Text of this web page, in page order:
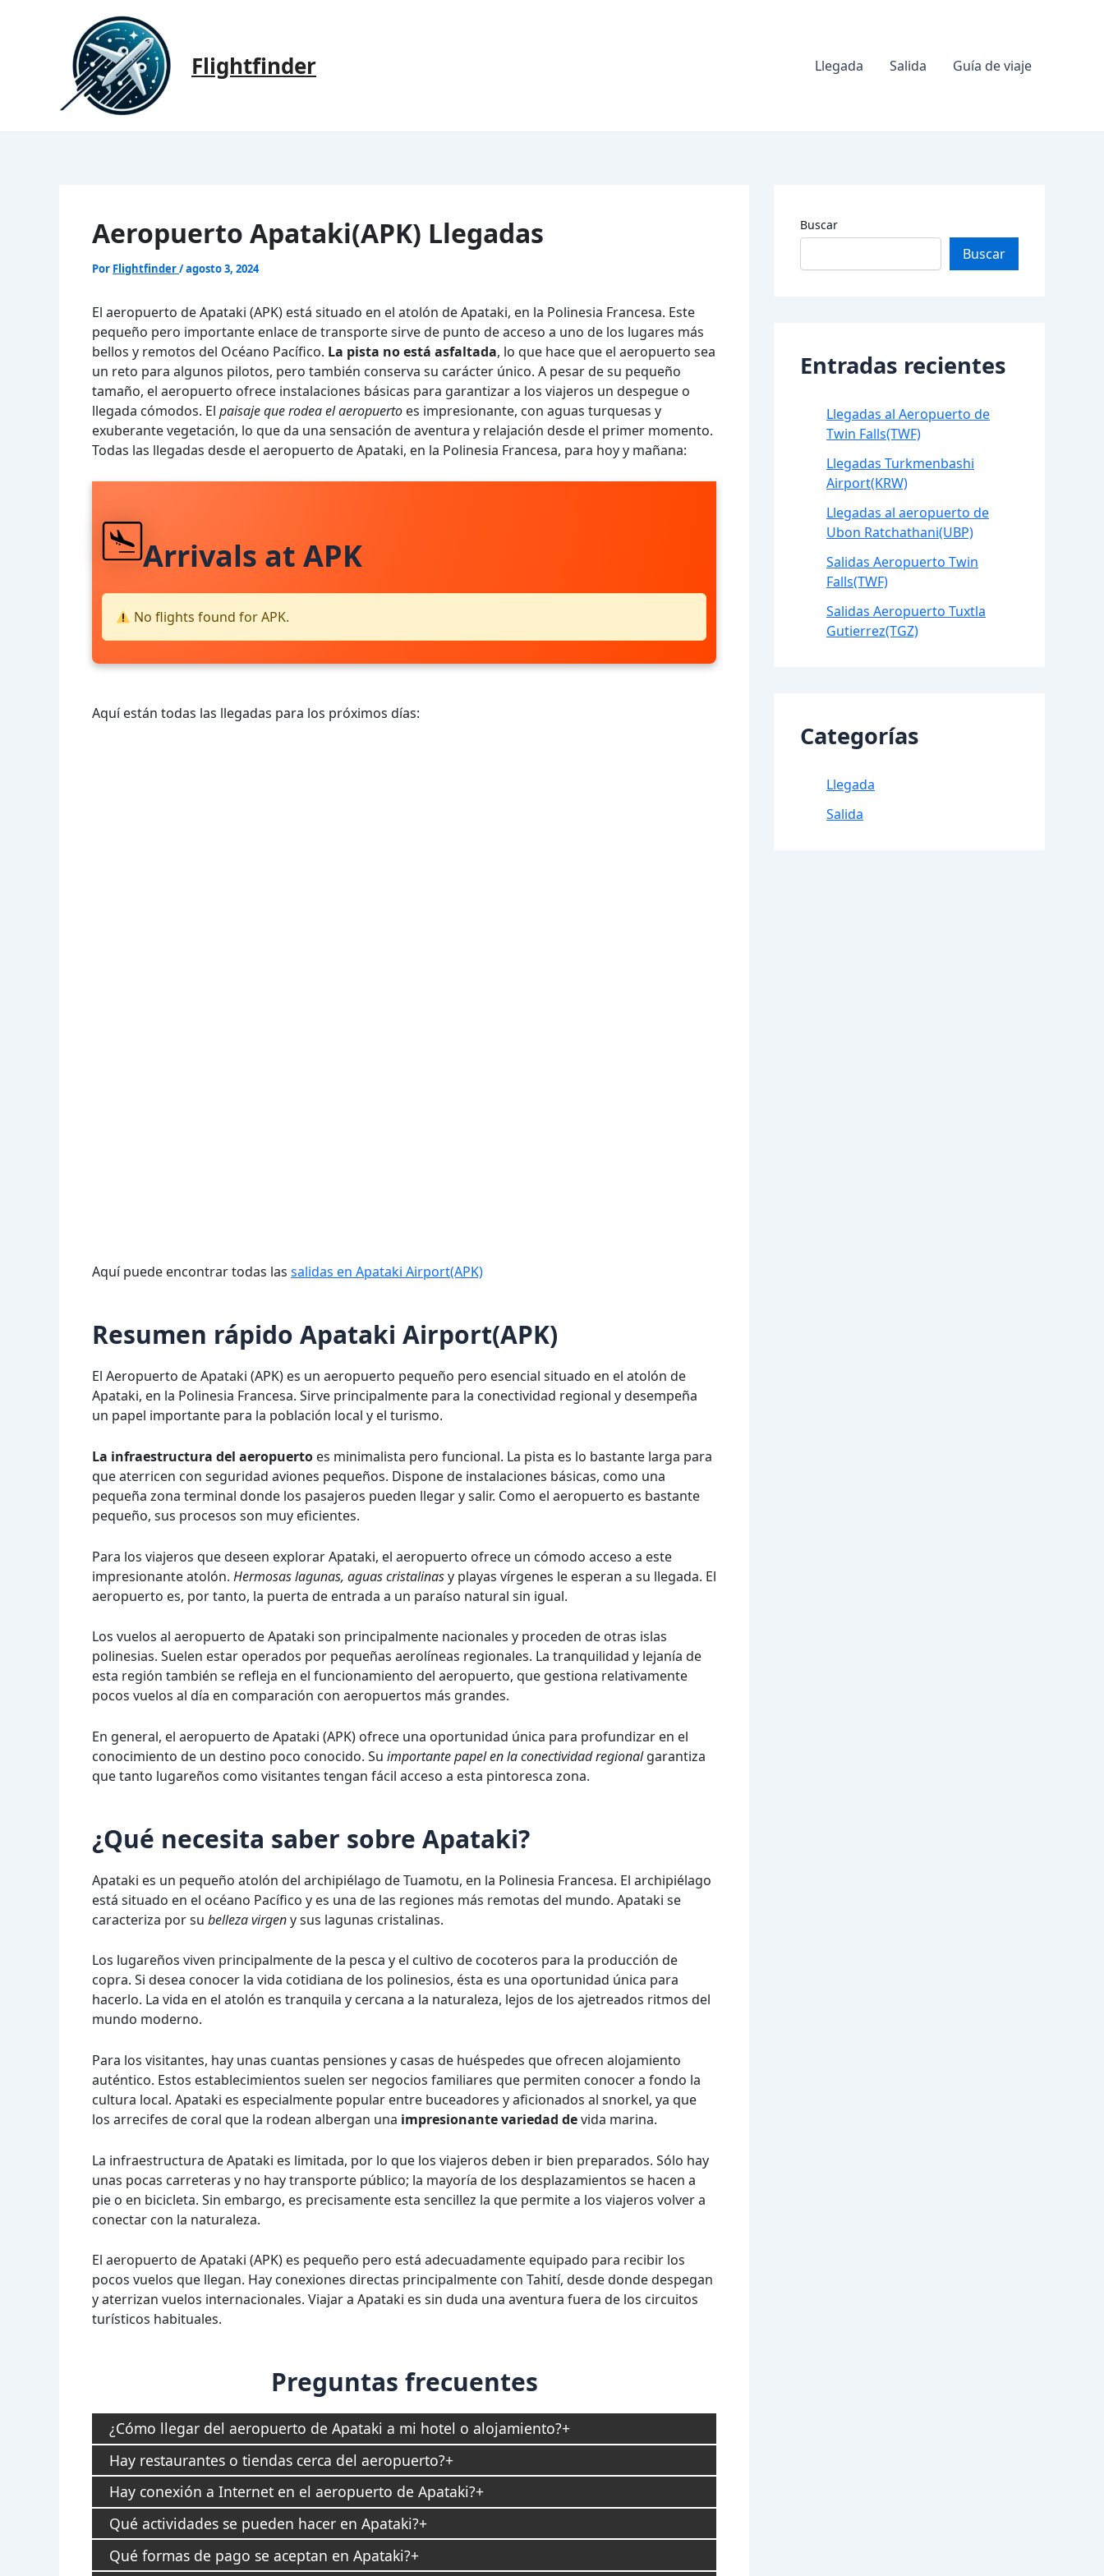
Flightfinder Llegada Salida Guía de viaje
Aeropuerto Apataki(APK) Llegadas
Por Flightfinder/agosto 3, 2024
El aeropuerto de Apataki (APK) está situado en el atolón de Apataki, en la Polinesia Francesa. Este
pequeño pero importante enlace de transporte sirve de punto de acceso a uno de los lugares más
bellos y remotos del Océano Pacífico. La pista no está asfaltada, lo que hace que el aeropuerto sea
un reto para algunos pilotos, pero también conserva su carácter único. A pesar de su pequeño
tamaño, el aeropuerto ofrece instalaciones básicas para garantizar a los viajeros un despegue o
llegada cómodos. El paisaje que rodea el aeropuerto es impresionante, con aguas turquesas y
exuberante vegetación, lo que da una sensación de aventura y relajación desde el primer momento.
Todas las llegadas desde el aeropuerto de Apataki, en la Polinesia Francesa, para hoy y mañana:
Arrivals at APK
No flights found for APK.
Aquí están todas las llegadas para los próximos días:
Aquí puede encontrar todas las salidas en Apataki Airport(APK)
Resumen rápido Apataki Airport(APK)
El Aeropuerto de Apataki (APK) es un aeropuerto pequeño pero esencial situado en el atolón de
Apataki, en la Polinesia Francesa. Sirve principalmente para la conectividad regional y desempeña
un papel importante para la población local y el turismo.
La infraestructura del aeropuerto es minimalista pero funcional. La pista es lo bastante larga para
que aterricen con seguridad aviones pequeños. Dispone de instalaciones básicas, como una
pequeña zona terminal donde los pasajeros pueden llegar y salir. Como el aeropuerto es bastante
pequeño, sus procesos son muy eficientes.
Para los viajeros que deseen explorar Apataki, el aeropuerto ofrece un cómodo acceso a este
impresionante atolón. Hermosas lagunas, aguas cristalinasy playas vírgenes le esperan a su llegada. El
aeropuerto es, por tanto, la puerta de entrada a un paraíso natural sin igual.
Los vuelos al aeropuerto de Apataki son principalmente nacionales y proceden de otras islas
polinesias. Suelen estar operados por pequeñas aerolíneas regionales. La tranquilidad y lejanía de
esta región también se refleja en el funcionamiento del aeropuerto, que gestiona relativamente
pocos vuelos al día en comparación con aeropuertos más grandes.
En general, el aeropuerto de Apataki (APK) ofrece una oportunidad única para profundizar en el
conocimiento de un destino poco conocido. Su importante papel en la conectividad regionalgarantiza
que tanto lugareños como visitantes tengan fácil acceso a esta pintoresca zona.
¿Qué necesita saber sobre Apataki?
Apataki es un pequeño atolón del archipiélago de Tuamotu, en la Polinesia Francesa. El archipiélago
está situado en el océano Pacífico y es una de las regiones más remotas del mundo. Apataki se
caracteriza por su belleza virgeny sus lagunas cristalinas.
Los lugareños viven principalmente de la pesca y el cultivo de cocoteros para la producción de
copra. Si desea conocer la vida cotidiana de los polinesios, ésta es una oportunidad única para
hacerlo. La vida en el atolón es tranquila y cercana a la naturaleza, lejos de los ajetreados ritmos del
mundo moderno.
Para los visitantes, hay unas cuantas pensiones y casas de huéspedes que ofrecen alojamiento
auténtico. Estos establecimientos suelen ser negocios familiares que permiten conocer a fondo la
cultura local. Apataki es especialmente popular entre buceadores y aficionados al snorkel, ya que
los arrecifes de coral que la rodean albergan una impresionante variedad devida marina.
La infraestructura de Apataki es limitada, por lo que los viajeros deben ir bien preparados. Sólo hay
unas pocas carreteras y no hay transporte público; la mayoría de los desplazamientos se hacen a
pie o en bicicleta. Sin embargo, es precisamente esta sencillez la que permite a los viajeros volver a
conectar con la naturaleza.
El aeropuerto de Apataki (APK) es pequeño pero está adecuadamente equipado para recibir los
pocos vuelos que llegan. Hay conexiones directas principalmente con Tahití, desde donde despegan
y aterrizan vuelos internacionales. Viajar a Apataki es sin duda una aventura fuera de los circuitos
turísticos habituales.
Preguntas frecuentes
¿Cómo llegar del aeropuerto de Apataki a mi hotel o alojamiento?
Hay restaurantes o tiendas cerca del aeropuerto?
Hay conexión a Internet en el aeropuerto de Apataki?
Qué actividades se pueden hacer en Apataki?
Qué formas de pago se aceptan en Apataki?
Buscar
Buscar
Entradas recientes
Llegadas al Aeropuerto de
Twin Falls(TWF)
Llegadas Turkmenbashi
Airport(KRW)
Llegadas al aeropuerto de
Ubon Ratchathani(UBP)
Salidas Aeropuerto Twin
Falls(TWF)
Salidas Aeropuerto Tuxtla
Gutierrez(TGZ)
Categorías
Llegada
Salida